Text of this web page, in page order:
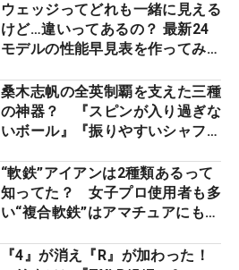
ウェッジってどれも一緒に見える
けど…違いってあるの？ 最新24
モデルの性能早見表を作ってみ
桑木志帆の全英制覇を支えた三種
の神器？ 『スピンが入り過ぎな
いボール』『振りやすいシャフ
ー』 #女子プロセッティング
“軟鉄”アイアンは2種類あるって
知ってた？ 女子プロ使用者も多
い“複合軟鉄”はアマチュアにもオ
『4』が消え『R』が加わった！